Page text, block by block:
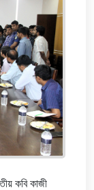
কবি কাজী